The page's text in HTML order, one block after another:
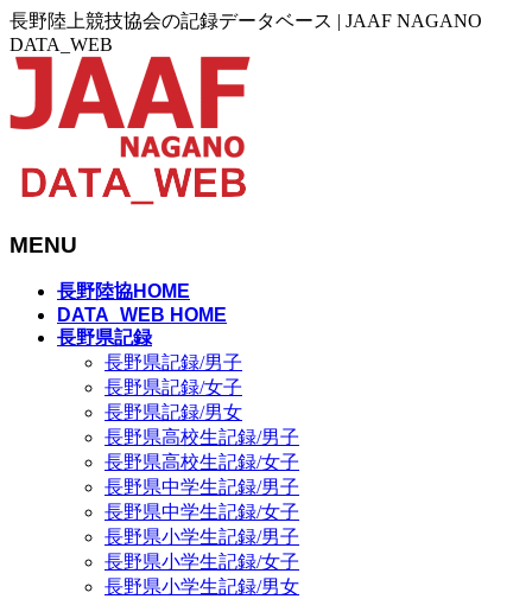
長野陸上競技協会の記録データベース | JAAF NAGANO
DATA_WEB
MENU
長野陸協HOME
DATA_WEB HOME
長野県記録
長野県記録/男子
長野県記録/女子
長野県記録/男女
長野県高校生記録/男子
長野県高校生記録/女子
長野県中学生記録/男子
長野県中学生記録/女子
長野県小学生記録/男子
長野県小学生記録/女子
長野県小学生記録/男女